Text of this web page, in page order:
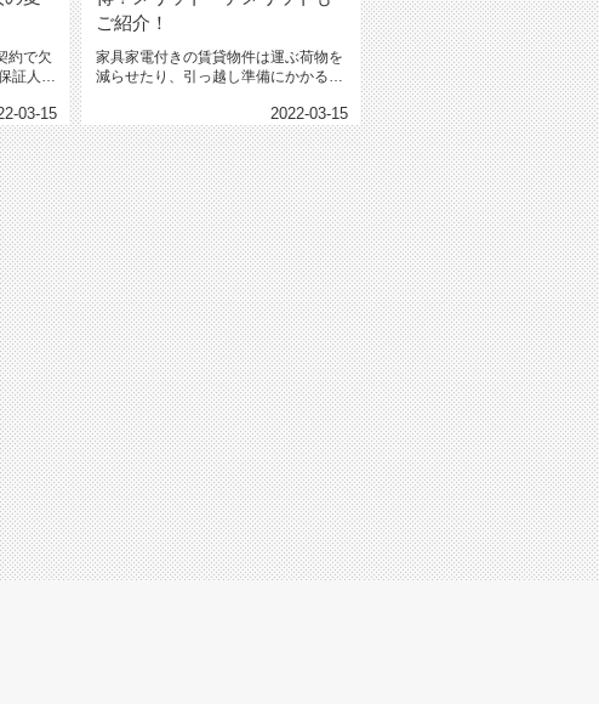
約で欠
証人に
03-15
ご紹介！
家具家電付きの賃貸物件は運ぶ荷物を
減らせたり、引っ越し準備にかかる費
2022-03-15